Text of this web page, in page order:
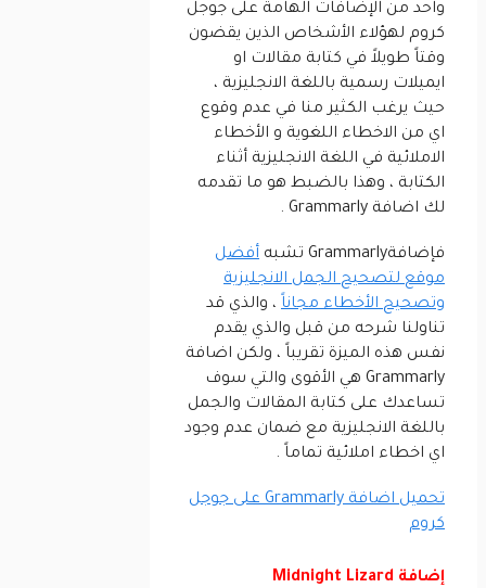
واحد من الإضافات الهامة على جوجل
كروم لهؤلاء الأشخاص الذين يقضون
وقتاً طويلاً في كتابة مقالات او
ايميلات رسمية باللغة الانجليزية ،
حيث يرغب الكثير منا في عدم وقوع
اي من الاخطاء اللغوية و الأخطاء
الاملائية في اللغة الانجليزية أثناء
الكتابة ، وهذا بالضبط هو ما تقدمه
لك اضافة Grammarly .
فإضافةGrammarly تشبه
أفضل
موقع لتصحيح الجمل الانجليزية
وتصحيح الأخطاء مجاناً ، والذي قد
تناولنا شرحه من قبل والذي يقدم
نفس هذه الميزة تقريباً ، ولكن اضافة
Grammarly هي الأقوى والتي سوف
تساعدك على كتابة المقالات والجمل
باللغة الانجليزية مع ضمان عدم وجود
اي اخطاء املائية تماماً .
تحميل اضافة Grammarly على جوجل
كروم
إضافة Midnight Lizard